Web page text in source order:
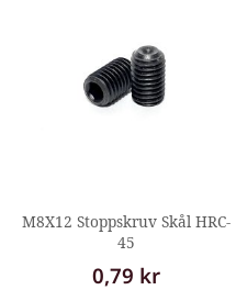
M8X12 Stoppskruv Skål HRC-
45
0,79 kr